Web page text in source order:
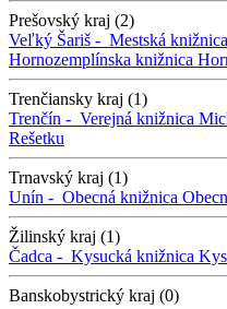
Prešovský kraj (2)
Veľký Šariš - Mestská knižnica
Hornozemplínska knižnica
Trenčiansky kraj (1)
Trenčín - Verejná knižnica
Rešetku
Trnavský kraj (1)
Unín - Obecná knižnica
Žilinský kraj (1)
Čadca - Kysucká knižnica
Banskobystrický kraj (0)